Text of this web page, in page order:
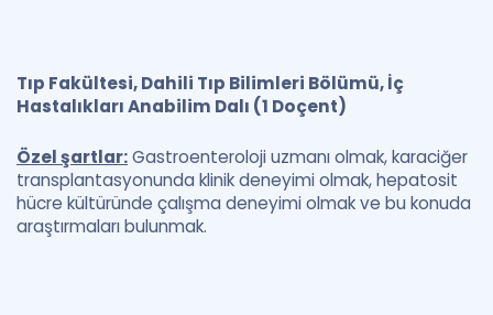
Tıp Fakültesi, Dahili Tıp Bilimleri Bölümü, İç
Hastalıkları Anabilim Dalı (1 Doçent)
Özel şartlar:Gastroenteroloji uzmanı olmak, karaciğer
transplantasyonunda klinik deneyimi olmak, hepatosit
hücre kültüründe çalışma deneyimi olmak ve bu konuda
araştırmaları bulunmak.